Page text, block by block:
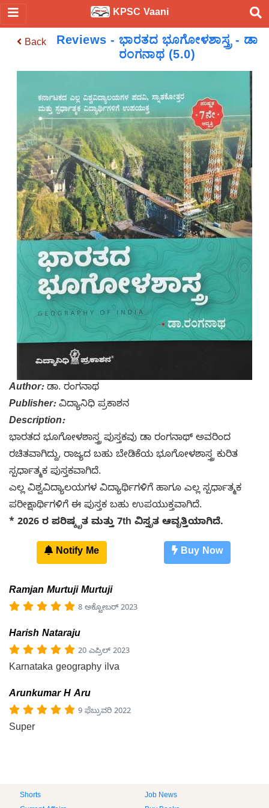
KPSC Vaani
Back
Reviews - ಭಾರತದ ಭೂಗೋಳಶಾಸ್ತ್ರ - ಡಾ
ರಂಗನಾಥ (5.0)
Author:ಡಾ. ರಂಗನಾಥ
Publisher:ವಿದ್ಯಾನಿಧಿ ಪ್ರಕಾಶನ
Description:
ಭಾರತದ ಭೂಗೋಳಶಾಸ್ತ್ರ ಪುಸ್ತಕವು ಡಾ ರಂಗನಾಥ್ ಅವರಿಂದ
ರಚಿತವಾಗಿದ್ದು, ರಾಜ್ಯದ ಬಹು ಬೇಡಿಕೆಯ ಭೂಗೋಳಶಾಸ್ತ್ರ ಕುರಿತ
ಸ್ಪರ್ಧಾತ್ಮಕ ಪುಸ್ತಕವಾಗಿದೆ.
ಎಲ್ಲ ವಿಶ್ವವಿದ್ಯಾಲಯಗಳ ವಿದ್ಯಾರ್ಥಿಗಳಿಗೆ ಹಾಗೂ ಎಲ್ಲ ಸ್ಪರ್ಧಾತ್ಮಕ
ಪರೀಕ್ಷಾರ್ಥಿಗಳಿಗೆ ಈ ಪುಸ್ತಕ ಬಹು ಉಪಯುಕ್ತವಾಗಿದೆ.
* 2026 ರ ಪರಿಷ್ಕೃತ ಮತ್ತು 7th ವಿಸ್ತೃತ ಆವೃತ್ತಿಯಾಗಿದೆ.
Notify Me Buy Now
Ramjan Murtuji Murtuji
8 ಅಕ್ಟೋಬರ್ 2023
Harish Nataraju
20 ಎಪ್ರಿಲ್ 2023
Karnataka geography ilva
Arunkumar H Aru
9 ಫೆಬ್ರುವರಿ 2022
Super
Shorts
Job News